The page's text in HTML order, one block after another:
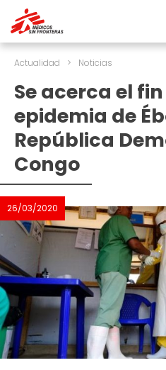
Actualidad > Noticias
Se acerca el
epidemia de
República
Congo
26/03/2020